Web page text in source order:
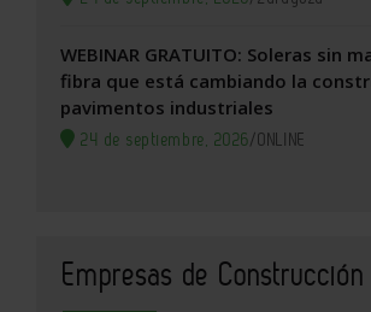
WEBINAR GRATUITO: Soleras sin
fibra que está cambiando la
pavimentos industriales
24 de septiembre, 2026/ONLINE
Empresas de Construcción